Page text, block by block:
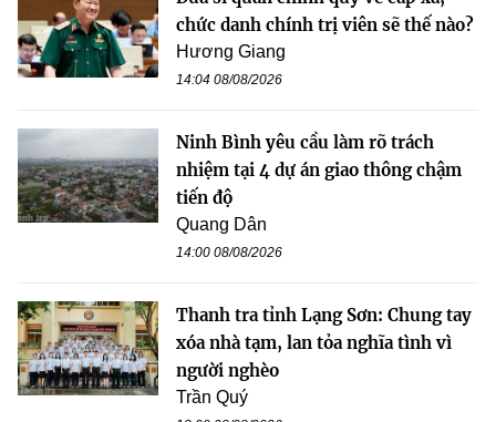
chức danh chính trị viên sẽ thế nào?
Hương Giang
14:04 08/08/2026
Ninh Bình yêu cầu làm rõ trách
nhiệm tại 4 dự án giao thông chậm
tiến độ
Quang Dân
14:00 08/08/2026
Thanh tra tỉnh Lạng Sơn: Chung tay
xóa nhà tạm, lan tỏa nghĩa tình vì
người nghèo
Trần Quý